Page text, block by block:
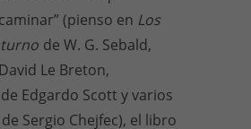
(pienso en Los
de W. G. Sebald,
Le Breton,
de Edgardo Scott y varios
Sergio Chejfec), el libro